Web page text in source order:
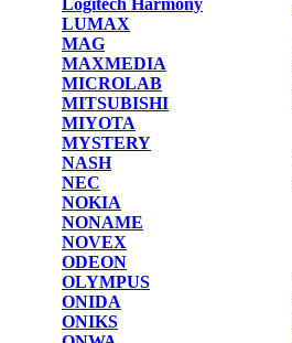
Logitech Harmony
LUMAX
MAG
MAXMEDIA
MICROLAB
MITSUBISHI
MIYOTA
MYSTERY
NASH
NEC
NOKIA
NONAME
NOVEX
ODEON
OLYMPUS
ONIDA
ONIKS